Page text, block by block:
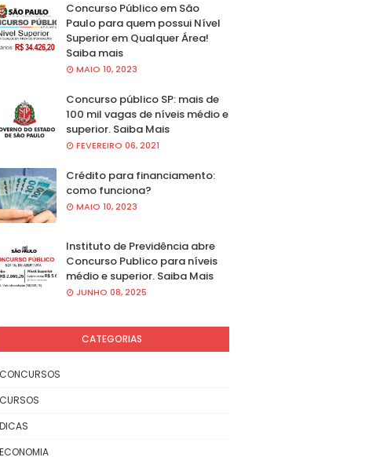
Concurso Público em São
Paulo para quem possui Nível
Superior em Qualquer Área!
Saiba mais
MAIO 10, 2023
Concurso público SP: mais de
100 mil vagas de níveis médio e
superior. Saiba Mais
FEVEREIRO 06, 2021
Crédito para financiamento:
como funciona?
MAIO 10, 2023
Instituto de Previdência abre
Concurso Publico para níveis
médio e superior. Saiba Mais
JUNHO 08, 2025
CATEGORIAS
CONCURSOS
CURSOS
DICAS
ECONOMIA